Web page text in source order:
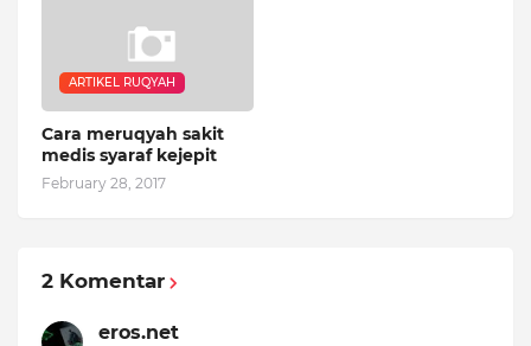
ARTIKEL RUQYAH
Cara meruqyah sakit
medis syaraf kejepit
February 28, 2017
2 Komentar
eros.net